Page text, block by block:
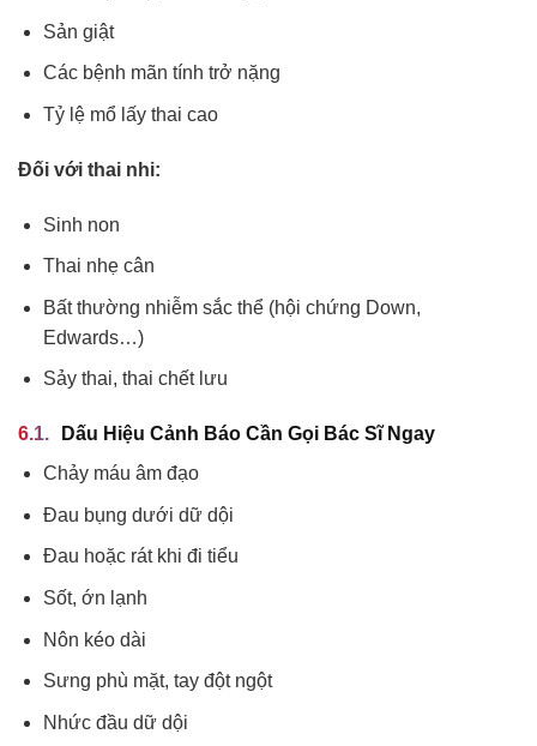
Sản giật
Các bệnh mãn tính trở nặng
Tỷ lệ mổ lấy thai cao
Đối với thai nhi:
Sinh non
Thai nhẹ cân
Bất thường nhiễm sắc thể (hội chứng Down,
Edwards…)
Sảy thai, thai chết lưu
Dấu Hiệu Cảnh Báo Cần Gọi Bác Sĩ Ngay
Chảy máu âm đạo
Đau bụng dưới dữ dội
Đau hoặc rát khi đi tiểu
Sốt, ớn lạnh
Nôn kéo dài
Sưng phù mặt, tay đột ngột
Nhức đầu dữ dội